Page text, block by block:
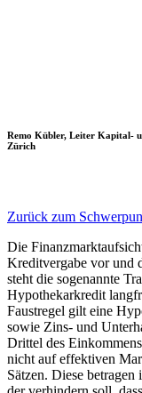
Remo Kübler, Leiter Kapital-
Zürich
Zurück zum
Die
Kreditvergabe vor und
steht die sogenannte
Hypothekarkredit
Faustregel gilt eine
sowie Zins- und
Drittel des
nicht auf effektiven
Sätzen. Diese